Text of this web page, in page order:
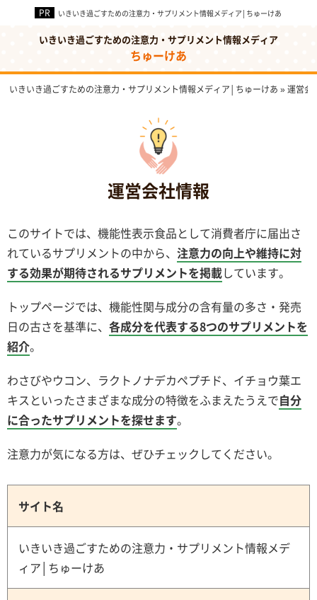
いきいき過ごすための注意力・サプリメント情報メディア│ちゅーけあ
いきいき過ごすための注意力・サプリメント情報メディア
ちゅーけあ
いきいき過ごすための注意力・サプリメント情報メディア│ちゅーけあ »運営会
運営会社情報
このサイトでは、機能性表示食品として消費者庁に届出さ
れているサプリメントの中から、 注意力の向上や維持に対
する効果が期待されるサプリメントを掲載しています。
トップページでは、機能性関与成分の含有量の多さ・発売
日の古さを基準に、 各成分を代表する8つのサプリメントを
紹介。
わさびやウコン、ラクトノナデカペプチド、イチョウ葉エ
キスといったさまざまな成分の特徴をふまえたうえで自分
に合ったサプリメントを探せます。
注意力が気になる方は、ぜひチェックしてください。
サイト名
いきいき過ごすための注意力・サプリメント情報メデ
ィア│ちゅーけあ